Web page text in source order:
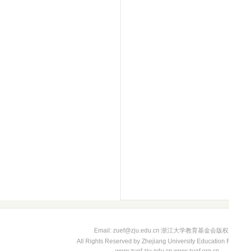
Email: zuef@zju.edu.cn 浙江大学教育基金会版
All Rights Reserved by Zhejiang University Education